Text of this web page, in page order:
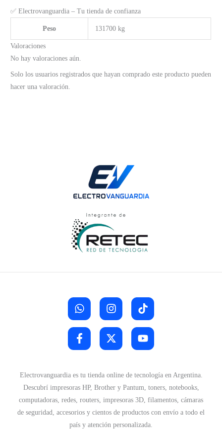
✅ Electrovanguardia – Tu tienda de confianza
Peso 131700 kg
Valoraciones
No hay valoraciones aún.
Solo los usuarios registrados que hayan comprado este producto pueden
hacer una valoración.
Electrovanguardia es tu tienda online de tecnología en Argentina.
Descubrí impresoras HP, Brother y Pantum, toners, notebooks,
computadoras, redes, routers, impresoras 3D, filamentos, cámaras
de seguridad, accesorios y cientos de productos con envío a todo el
país y atención personalizada.